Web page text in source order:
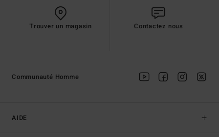
Trouver un magasin Contactez nous
AIDE
Communauté Homme